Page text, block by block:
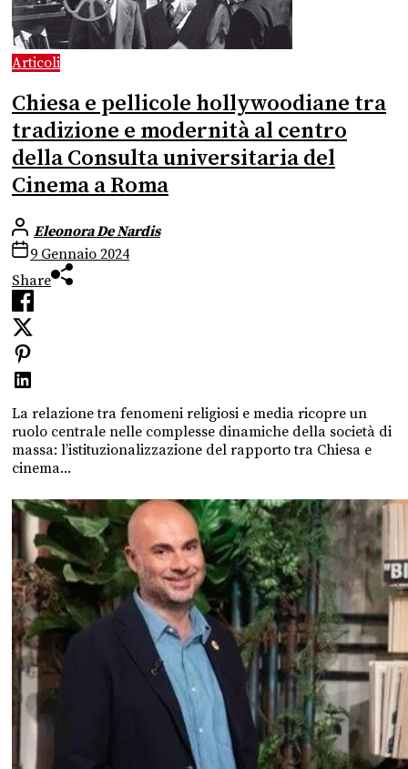
Articoli
Chiesa e pellicole hollywoodiane tra
tradizione e modernità al centro
della Consulta universitaria del
Cinema a Roma
Eleonora De Nardis
9 Gennaio 2024
Share
La relazione tra fenomeni religiosi e media ricopre un
ruolo centrale nelle complesse dinamiche della società di
massa: l’istituzionalizzazione del rapporto tra Chiesa e
cinema...